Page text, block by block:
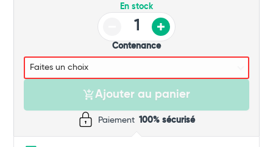
En stock
Contenance
Ajouter au panier
Paiement 100% sécurisé